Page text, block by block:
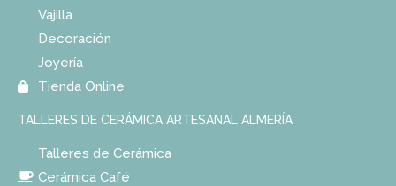
Vajilla
Decoración
Joyería
Tienda Online
TALLERES DE CERÁMICA ARTESANAL ALMERÍA
Talleres de Cerámica
Cerámica Café